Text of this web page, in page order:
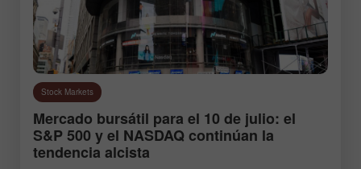
Stock Markets
Mercado bursátil para el 10 de julio: el
S&P 500 y el NASDAQ continúan la
tendencia alcista